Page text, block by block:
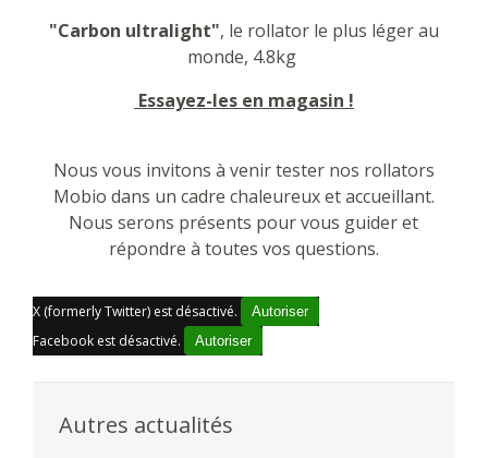
"Carbon ultralight", le rollator le plus léger au
monde, 4.8kg
Essayez-les en magasin !
Nous vous invitons à venir tester nos rollators
Mobio dans un cadre chaleureux et accueillant.
Nous serons présents pour vous guider et
répondre à toutes vos questions.
X (formerly Twitter) est désactivé. Autoriser
Facebook est désactivé. Autoriser
Autres actualités